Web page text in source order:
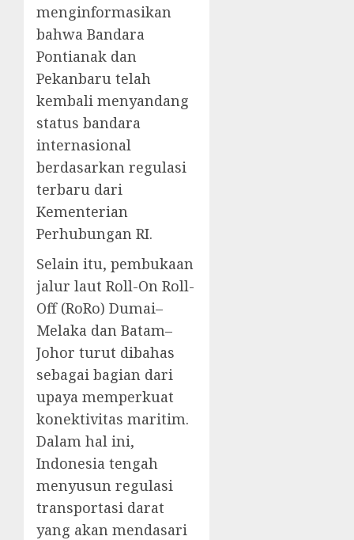
menginformasikan
bahwa Bandara
Pontianak dan
Pekanbaru telah
kembali menyandang
status bandara
internasional
berdasarkan regulasi
terbaru dari
Kementerian
Perhubungan RI.
Selain itu, pembukaan
jalur laut Roll-On Roll-
Off (RoRo) Dumai–
Melaka dan Batam–
Johor turut dibahas
sebagai bagian dari
upaya memperkuat
konektivitas maritim.
Dalam hal ini,
Indonesia tengah
menyusun regulasi
transportasi darat
yang akan mendasari